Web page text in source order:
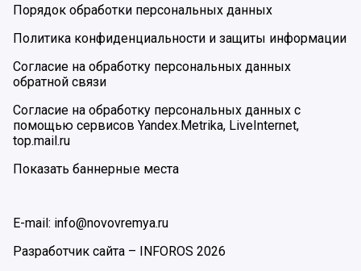
Порядок обработки персональных данных
Политика конфиденциальности и защиты информации
Согласие на обработку персональных данных
обратной связи
Согласие на обработку персональных данных с
помощью сервисов Yandex.Metrika, LiveInternet,
top.mail.ru
Показать баннерные места
E-mail: info@novovremya.ru
Разработчик сайта – INFOROS 2026